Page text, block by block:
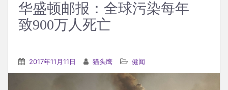
华盛顿邮报：全球污染每年
致900万人死亡
2017年11月11日 猫头鹰 健闻